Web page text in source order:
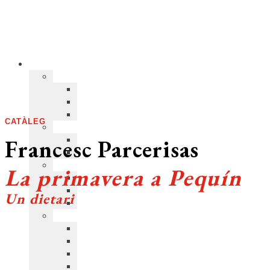
CATÀLEG
Francesc Parcerisas
La primavera a Pequín
Un dietari